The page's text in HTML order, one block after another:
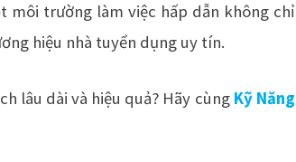
môi trường làm việc hấp dẫn không chỉ
hiệu nhà tuyển dụng uy tín.
lâu dài và hiệu quả? Hãy cùng Kỹ Năng